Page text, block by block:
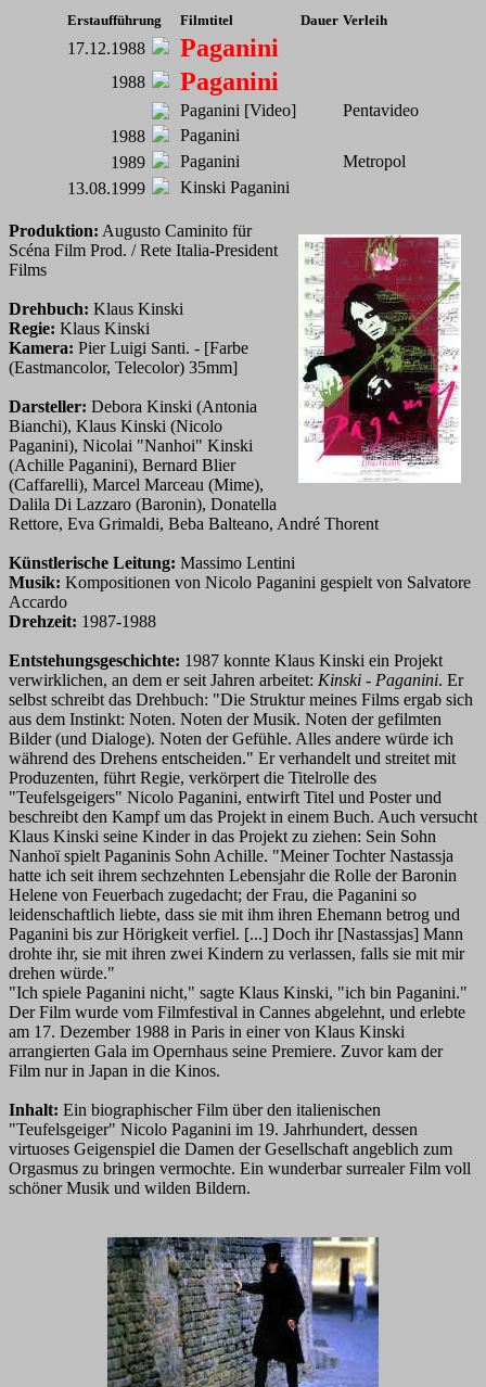
Erstaufführung Filmtitel Dauer Verleih
17.12.1988 Paganini
1988 Paganini
Paganini [Video]
Pentavideo
1988
Paganini
1989
Paganini
Metropol
13.08.1999
Kinski Paganini
Produktion: Augusto Caminito für
Scéna Film Prod. / Rete Italia-President
Films
Drehbuch: Klaus Kinski
Regie: Klaus Kinski
Kamera: Pier Luigi Santi. - [Farbe
(Eastmancolor, Telecolor) 35mm]
Darsteller: Debora Kinski (Antonia
Bianchi), Klaus Kinski (Nicolo
Paganini), Nicolai "Nanhoi" Kinski
(Achille Paganini), Bernard Blier
(Caffarelli), Marcel Marceau (Mime),
Dalila Di Lazzaro (Baronin), Donatella
Rettore, Eva Grimaldi, Beba Balteano, André Thorent
Künstlerische Leitung: Massimo Lentini
Musik: Kompositionen von Nicolo Paganini gespielt von Salvatore
Accardo
Drehzeit: 1987-1988
Entstehungsgeschichte: 1987 konnte Klaus Kinski ein Projekt
verwirklichen, an dem er seit Jahren arbeitet: Kinski - Paganini. Er
selbst schreibt das Drehbuch: "Die Struktur meines Films ergab sich
aus dem Instinkt: Noten. Noten der Musik. Noten der gefilmten
Bilder (und Dialoge). Noten der Gefühle. Alles andere würde ich
während des Drehens entscheiden." Er verhandelt und streitet mit
Produzenten, führt Regie, verkörpert die Titelrolle des
"Teufelsgeigers" Nicolo Paganini, entwirft Titel und Poster und
beschreibt den Kampf um das Projekt in einem Buch. Auch versucht
Klaus Kinski seine Kinder in das Projekt zu ziehen: Sein Sohn
Nanhoï spielt Paganinis Sohn Achille. "Meiner Tochter Nastassja
hatte ich seit ihrem sechzehnten Lebensjahr die Rolle der Baronin
Helene von Feuerbach zugedacht; der Frau, die Paganini so
leidenschaftlich liebte, dass sie mit ihm ihren Ehemann betrog und
Paganini bis zur Hörigkeit verfiel. [...] Doch ihr [Nastassjas] Mann
drohte ihr, sie mit ihren zwei Kindern zu verlassen, falls sie mit mir
drehen würde."
"Ich spiele Paganini nicht," sagte Klaus Kinski, "ich bin Paganini."
Der Film wurde vom Filmfestival in Cannes abgelehnt, und erlebte
am 17. Dezember 1988 in Paris in einer von Klaus Kinski
arrangierten Gala im Opernhaus seine Premiere. Zuvor kam der
Film nur in Japan in die Kinos.
Inhalt: Ein biographischer Film über den italienischen
"Teufelsgeiger" Nicolo Paganini im 19. Jahrhundert, dessen
virtuoses Geigenspiel die Damen der Gesellschaft angeblich zum
Orgasmus zu bringen vermochte. Ein wunderbar surrealer Film voll
schöner Musik und wilden Bildern.